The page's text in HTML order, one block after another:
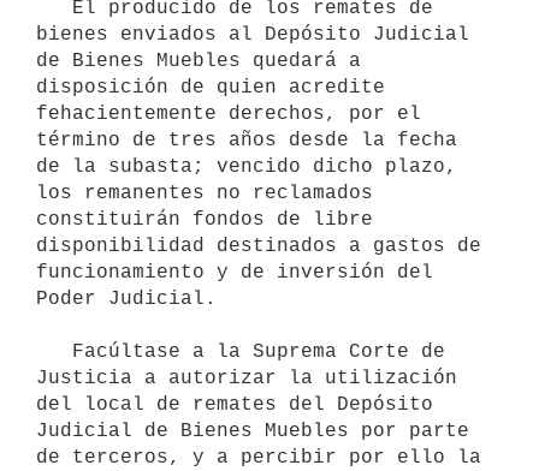
bienes enviados al Depósito Judicial
de Bienes Muebles quedará a
disposición de quien acredite
fehacientemente derechos, por el
término de tres años desde la fecha
de la subasta; vencido dicho plazo,
los remanentes no reclamados
constituirán fondos de libre
disponibilidad destinados a gastos de
funcionamiento y de inversión del
Poder Judicial.
Justicia a autorizar la utilización
del local de remates del Depósito
Judicial de Bienes Muebles por parte
de terceros, y a percibir por ello la